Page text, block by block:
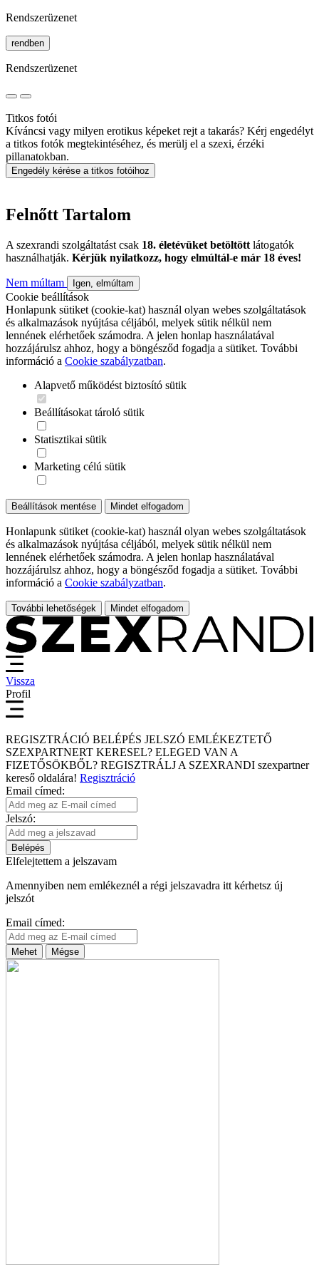
Rendszerüzenet
rendben
Rendszerüzenet
Titkos fotói
Kíváncsi vagy milyen erotikus képeket rejt a takarás? Kérj engedélyt
a titkos fotók megtekintéséhez, és merülj el a szexi, érzéki
pillanatokban.
Engedély kérése a titkos fotóihoz
Felnőtt Tartalom
A szexrandi szolgáltatást csak 18. életévüket betöltött látogatók
használhatják. Kérjük nyilatkozz, hogy elmúltál-e már 18 éves!
Nem múltam Igen, elmúltam
Cookie beállítások
Honlapunk sütiket (cookie-kat) használ olyan webes szolgáltatások
és alkalmazások nyújtása céljából, melyek sütik nélkül nem
lennének elérhetőek számodra. A jelen honlap használatával
hozzájárulsz ahhoz, hogy a böngésződ fogadja a sütiket. További
információ a Cookie szabályzatban.
Alapvető működést biztosító sütik
Beállításokat tároló sütik
Statisztikai sütik
Marketing célú sütik
Beállítások mentése Mindet elfogadom
Honlapunk sütiket (cookie-kat) használ olyan webes szolgáltatások
és alkalmazások nyújtása céljából, melyek sütik nélkül nem
lennének elérhetőek számodra. A jelen honlap használatával
hozzájárulsz ahhoz, hogy a böngésződ fogadja a sütiket. További
információ a Cookie szabályzatban.
További lehetőségek Mindet elfogadom
Vissza
Profil
REGISZTRÁCIÓ BELÉPÉS JELSZÓ EMLÉKEZTETŐ
SZEXPARTNERT KERESEL? ELEGED VAN A
FIZETŐSÖKBŐL? REGISZTRÁLJ A SZEXRANDI szexpartner
kereső oldalára! Regisztráció
Email címed:
Jelszó:
Belépés
Elfelejtettem a jelszavam
Amennyiben nem emlékeznél a régi jelszavadra itt kérhetsz új
jelszót
Email címed:
Mehet Mégse